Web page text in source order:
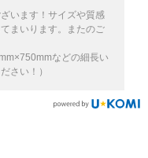
います！サイズや質感
まいります。またのご
などの細長い
さい！）